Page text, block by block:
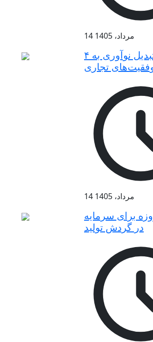
14 مرداد، 1405
۴ چالش تبدیل نوآوری به
تجاری
14 مرداد، 1405
۹۰ روزه برای سرمایه
در گردش تولید